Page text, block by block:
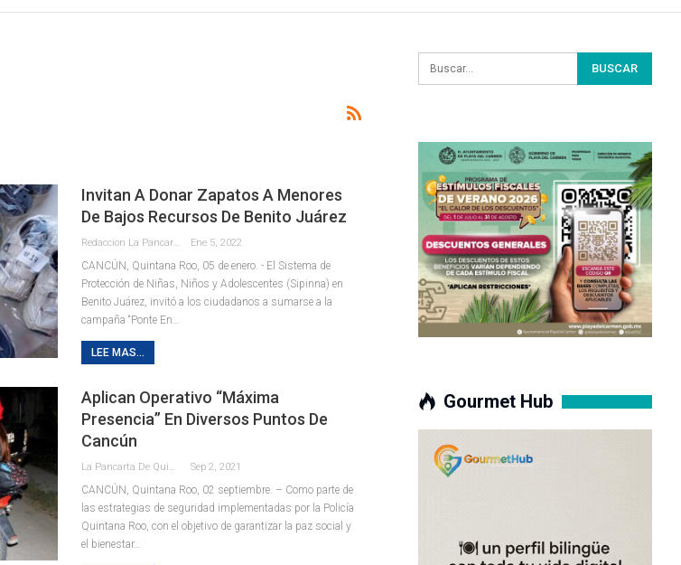
Invitan A Donar Zapatos A Menores
De Bajos Recursos De Benito Juárez
Ene 5, 2022
CANCÚN, Quintana Roo, 05 de enero. - El Sistema de
Protección de Niñas, Niños y Adolescentes (Sipinna) en
Benito Juárez, invitó a los ciudadanos a sumarse a la
campaña “Ponte En
LEE MAS...
Aplican Operativo “máxima
Presencia” En Diversos Puntos De
Cancún
Sep 2, 2021
CANCÚN, Quintana Roo, 02 septiembre. – Como parte de
las estrategias de seguridad implementadas por la Policía
Quintana Roo, con el objetivo de garantizar la paz social y
el bienestar…
Gourmet Hub